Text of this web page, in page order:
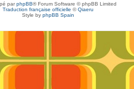
parphpBB® Forum Software © phpBB Limited
Traduction française officielle ©Qiaeru
Style by phpBB Spain